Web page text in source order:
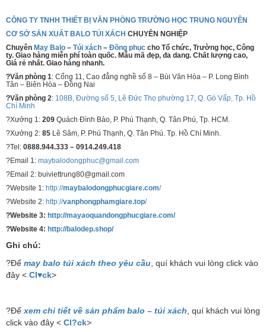
CÔNG TY TNHH THIẾT BỊ VĂN PHÒNG TRƯỜNG HỌC TRUNG NGUYÊN
CƠ SỞ SẢN XUẤT BALO TÚI XÁCH CHUYÊN NGHIỆP
Chuyên May Balo – Túi xách – Đồng phục cho Tổ chức, Trường học, Công
ty. Giao hàng miễn phí toàn quốc. Mẫu mã đẹp, đa dang. Chất lượng cao,
Giá rẻ nhất. Giao hàng nhanh.
?Văn phòng 1: Cổng 11, Cao đẳng nghề số 8 – Bùi Văn Hòa – P. Long Bình
Tân – Biên Hòa – Đồng Nai
?Văn phòng 2: 108B, Đường số 5, Lê Đức Thọ phường 17, Q. Gò Vấp, Tp. Hồ
Chí Minh
?Xưởng 1: 209 Quách Đình Bảo, P. Phú Thạnh, Q. Tân Phú, Tp. HCM.
?Xưởng 2: 85 Lê Sâm, P. Phú Thạnh, Q. Tân Phú. Tp. Hồ Chí Minh.
?Tel: 0888.944.333 – 0914.249.418
?Email 1: maybalodongphuc@gmail.com
?Email 2: buiviettrung80@gmail.com
?Website 1: http://maybalodongphucgiare.com/
?Website 2: http://vanphongphamgiare.top/
?Website 3: http://mayaoquandongphucgiare.com/
?Website 4: http://balodep.shop/
Ghi chú:
?Để may balo túi xách theo yêu cầu , quí khách vui lòng click vào
đây < Cl♥ck>
?Để xem chi tiết về sản phẩm balo – túi xách , quí khách vui lòng
click vào đây < Cl?ck>